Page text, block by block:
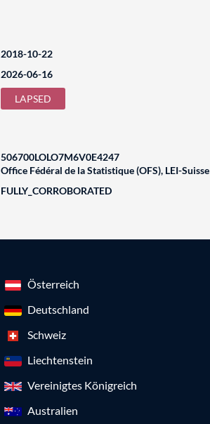
2018-10-22
2026-06-16
LAPSED
506700LOLO7M6V0E4247
Office Fédéral de la Statistique (OFS), LEI-Suisse
FULLY_CORROBORATED
Österreich
Deutschland
Schweiz
Liechtenstein
Vereinigtes Königreich
Australien